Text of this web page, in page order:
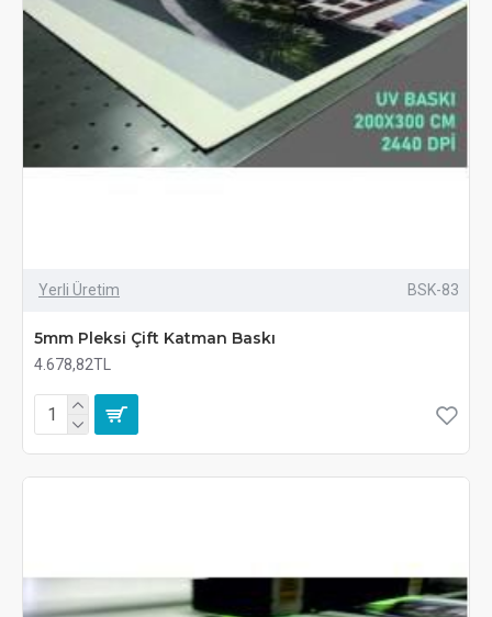
Yerli Üretim BSK-83
5mm Pleksi Çift Katman Baskı
4.678,82TL